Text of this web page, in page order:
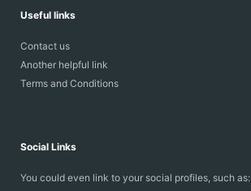
Useful links
Contact us
Another helpful link
Terms and Conditions
Social Links
You could even link to your social profiles, such as: